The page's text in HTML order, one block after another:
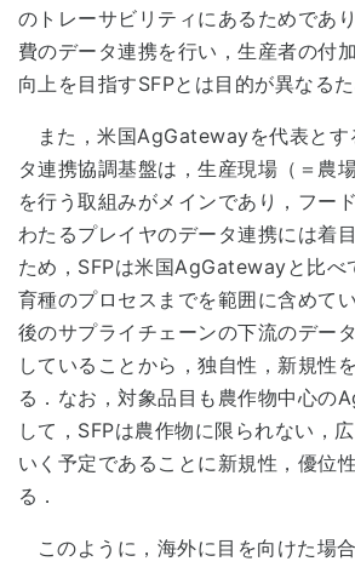
のトレーサビリティにあるためであ
費のデータ連携を行い，生産者の付
向上を目指すSFPとは目的が異なるた
また，米国AgGatewayを代表とす
タ連携協調基盤は，生産現場（＝農
を行う取組みがメインであり，フー
わたるプレイヤのデータ連携には着
ため，SFPは米国AgGatewayと比べ
育種のプロセスまでを範囲に含めて
後のサプライチェーンの下流のデー
していることから，独自性，新規性
る．なお，対象品目も農作物中心の
して，SFPは農作物に限られない，
いく予定であることに新規性，優位
る．
このように，海外に目を向けた場